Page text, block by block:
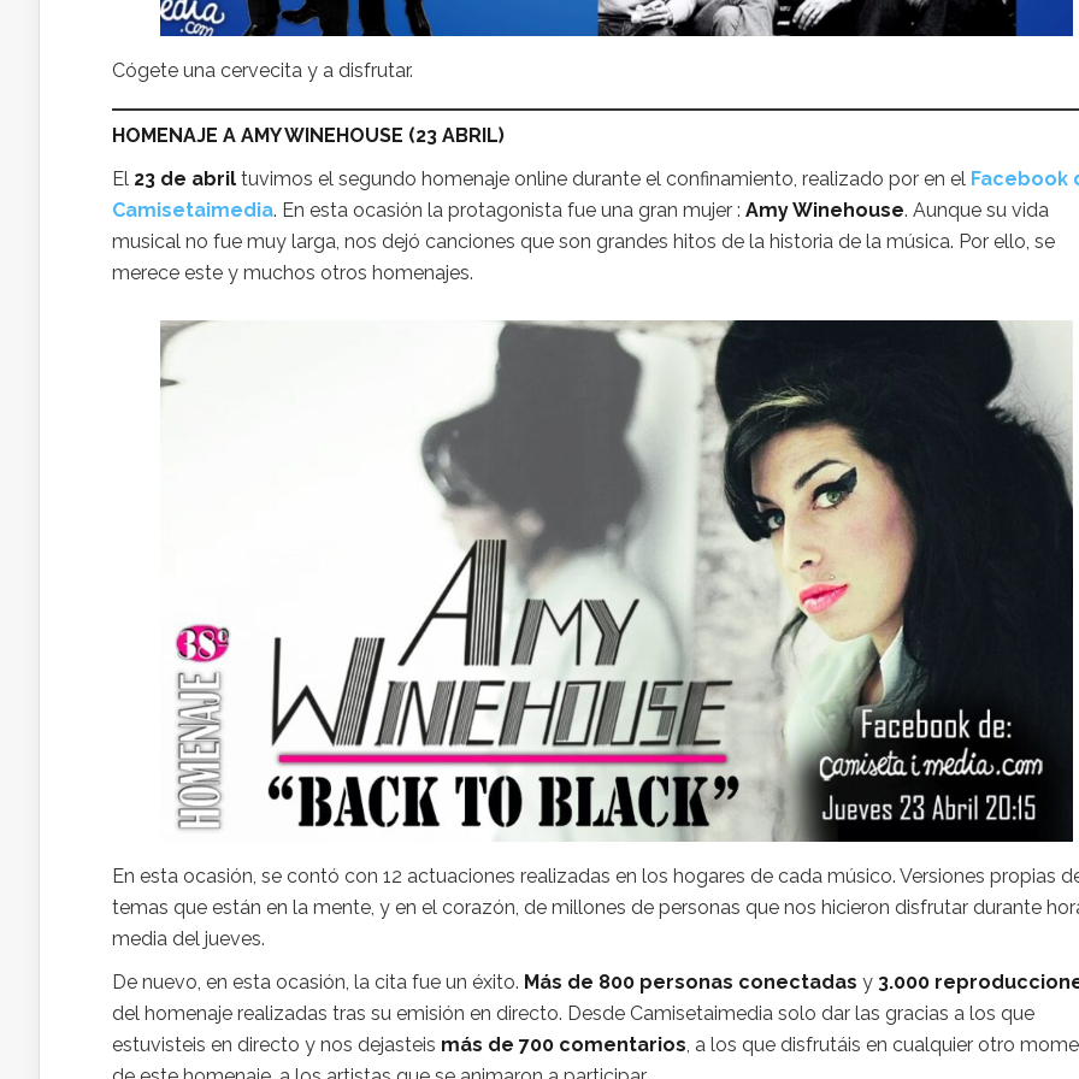
Cógete una cervecita y a disfrutar.
HOMENAJE A AMY WINEHOUSE (23 ABRIL)
El 23 de abril tuvimos el segundo homenaje online durante el confinamiento, realizado por en el Facebook
Camisetaimedia. En esta ocasión la protagonista fue una gran mujer : Amy Winehouse. Aunque su vida
musical no fue muy larga, nos dejó canciones que son grandes hitos de la historia de la música. Por ello, se
merece este y muchos otros homenajes.
En esta ocasión, se contó con 12 actuaciones realizadas en los hogares de cada músico. Versiones propias
temas que están en la mente, y en el corazón, de millones de personas que nos hicieron disfrutar durante
media del jueves.
De nuevo, en esta ocasión, la cita fue un éxito. Más de 800 personas conectadas y 3.000
del homenaje realizadas tras su emisión en directo. Desde Camisetaimedia solo dar las gracias a los que
estuvisteis en directo y nos dejasteis más de 700 comentarios , a los que disfrutáis en cualquier otro